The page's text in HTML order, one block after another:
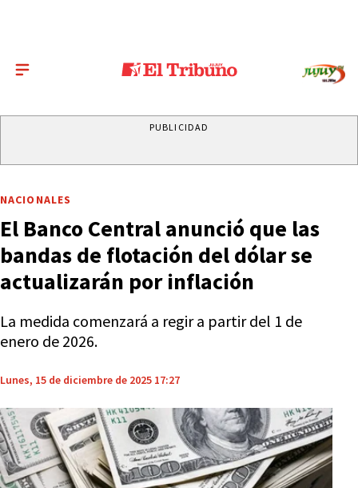
PUBLICIDAD
NACIONALES
El Banco Central anunció que las
bandas de flotación del dólar se
actualizarán por inflación
La medida comenzará a regir a partir del 1 de
enero de 2026.
Lunes, 15 de diciembre de 2025 17:27